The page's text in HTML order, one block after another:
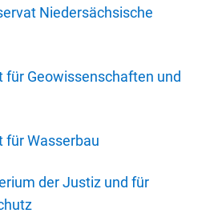
Niedersächsische
für Geowissenschaften und
für Wasserbau
der Justiz und für